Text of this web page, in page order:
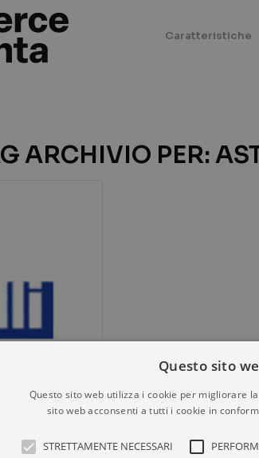
Caratteristiche
ARCHIVIO PER:
Questo sito
Questo sito web utilizza i cookie per migliorare
sito web acconsenti a tutti i cookie in
STRETTAMENTE NECESSARI